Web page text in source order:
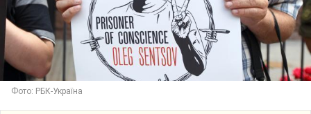
Фото: РБК-Україна